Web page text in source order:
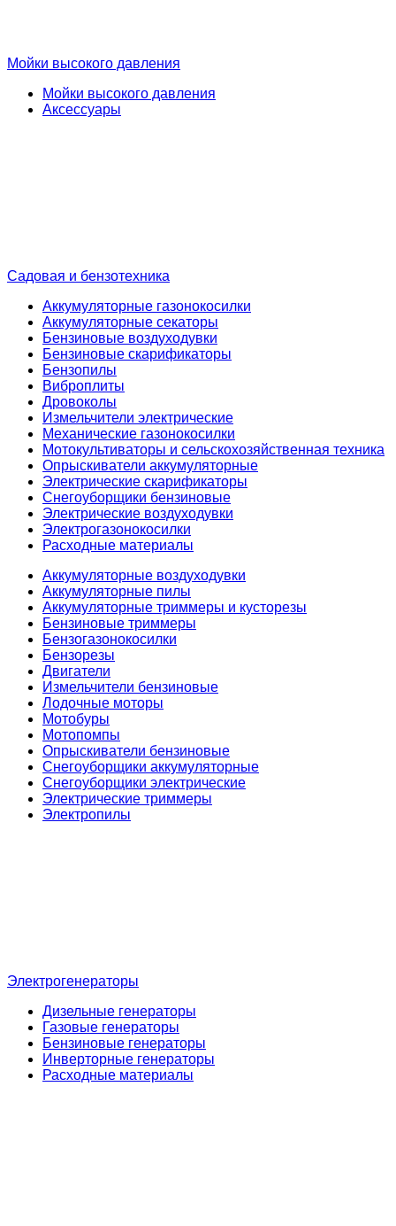
Мойки высокого давления
Мойки высокого давления
Аксессуары
Садовая и бензотехника
Аккумуляторные газонокосилки
Аккумуляторные секаторы
Бензиновые воздуходувки
Бензиновые скарификаторы
Бензопилы
Виброплиты
Дровоколы
Измельчители электрические
Механические газонокосилки
Мотокультиваторы и сельскохозяйственная техника
Опрыскиватели аккумуляторные
Электрические скарификаторы
Снегоуборщики бензиновые
Электрические воздуходувки
Электрогазонокосилки
Расходные материалы
Аккумуляторные воздуходувки
Аккумуляторные пилы
Аккумуляторные триммеры и кусторезы
Бензиновые триммеры
Бензогазонокосилки
Бензорезы
Двигатели
Измельчители бензиновые
Лодочные моторы
Мотобуры
Мотопомпы
Опрыскиватели бензиновые
Снегоуборщики аккумуляторные
Снегоуборщики электрические
Электрические триммеры
Электропилы
Электрогенераторы
Дизельные генераторы
Газовые генераторы
Бензиновые генераторы
Инверторные генераторы
Расходные материалы